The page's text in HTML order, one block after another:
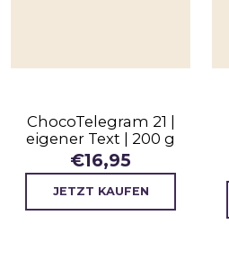
ChocoTelegram 21 |
eigener Text | 200 g
€16,95
JETZT KAUFEN